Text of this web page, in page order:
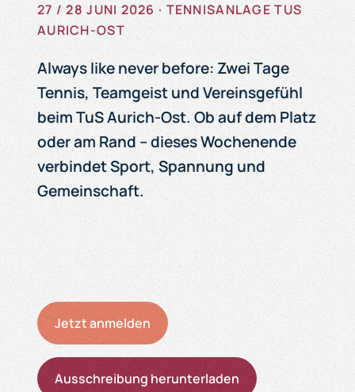
27 / 28 JUNI 2026 · TENNISANLAGE TUS
AURICH-OST
Always like never before: Zwei Tage
Tennis, Teamgeist und Vereinsgefühl
beim TuS Aurich-Ost. Ob auf dem Platz
oder am Rand – dieses Wochenende
verbindet Sport, Spannung und
Gemeinschaft.
Jetzt anmelden
Ausschreibung herunterladen